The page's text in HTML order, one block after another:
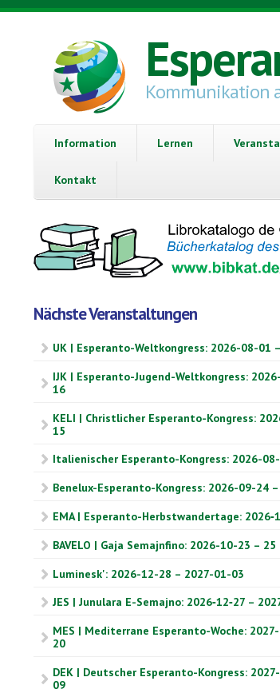
Direkt zum Inhalt
Kommunikation
Information Lernen
Kontakt
Nächste Veranstaltungen
UK | Esperanto-Weltkongress: 2026-08-01
IJK | Esperanto-Jugend-Weltkongress:
16
KELI | Christlicher Esperanto-Kongress:
15
Italienischer Esperanto-Kongress: 2026-
Benelux-Esperanto-Kongress: 2026-09-24
EMA | Esperanto-Herbstwandertage:
BAVELO | Gaja Semajnfino: 2026-10-23 – 25
Luminesk': 2026-12-28 – 2027-01-03
JES | Junulara E-Semajno: 2026‑12‑27 –
MES | Mediterrane Esperanto-Woche:
20
DEK | Deutscher Esperanto-Kongress:
09